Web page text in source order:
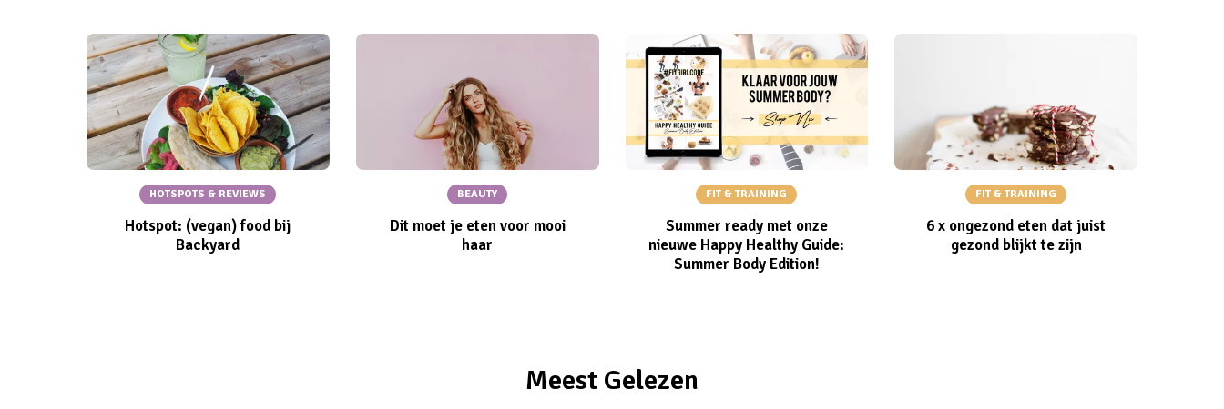
HOTSPOTS & REVIEWS
Hotspot: (vegan) food bij
Backyard
BEAUTY
Dit moet je eten voor mooi
haar
FIT & TRAINING
Summer ready met onze
nieuwe Happy Healthy Guide:
Summer Body Edition!
FIT & TRAINING
6 x ongezond eten dat juist
gezond blijkt te zijn
Meest Gelezen